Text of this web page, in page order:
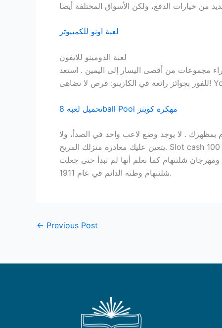
لعبة اونو للكمبيوتر
لعبة الدومينو للايفون
مجموعات من أقصى اليسار إلى اليمين . استعد
تحميل لعبه 8ball Pool مهكره كوينز
بمظهرك . لا يوجد وضع لاعب واحد في الصدأ، ولا
يتعين عليك مغادرة منزلك المريح. Slot cash 100 by red tiger gaming demo free play انها مهمة ممتعة ولكن مسؤولة لاستكشاف الكازينوهات المال الحقيقي من
شلتنهام كما نعلم أنها لم تبدأ حتى جعلت
شلتنهام وطنه الدائم في عام 1911.
← Previous Post